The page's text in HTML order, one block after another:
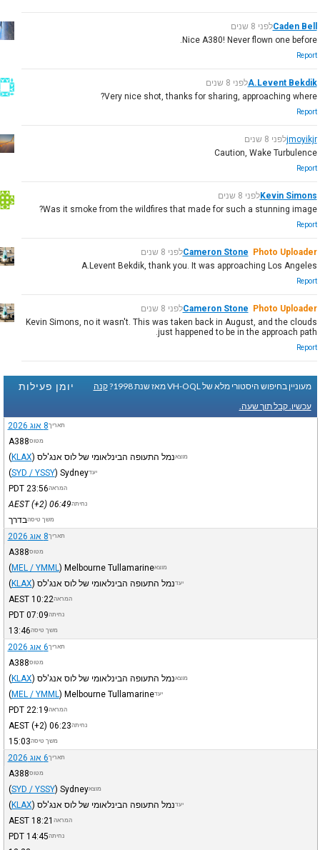
Caden Bellלפני 8 שנים
Nice A380! Never flown one before.
Report
A.Levent Bekdikלפני 8 שנים
Very nice shot, thanks for sharing, approaching where?
Report
jmoyikjrלפני 8 שנים
Caution, Wake Turbulence
Report
Kevin Simonsלפני 8 שנים
Was it smoke from the wildfires that made for such a stunning image?
Report
Cameron Stone Photo Uploader
לפני 8 שנים
A.Levent Bekdik, thank you. It was approaching Los Angeles
Report
Cameron Stone Photo Uploader
לפני 8 שנים
Kevin Simons, no it wasn't. This was taken back in August, and the clouds
just happened to be in the approach path.
Report
יומן פעילות מעוניין בחיפוש היסטורי מלא של VH-OQL מאז שנת 1998?
קנה
עכשיו. קבל תוך שעה.
תאריך8 אוג 2026
מטוסA388
מוצאנמל התעופה הבינלאומי של לוס אנג'לס (KLAX)
יעדSydney
(SYD / YSSY)
המראה23:56
PDT
נחיתה06:49
AEST(+2)
משך טיסהבדרך
תאריך8 אוג 2026
מטוסA388
מוצאMelbourne Tullamarine
(MEL / YMML )
יעדנמל התעופה הבינלאומי של לוס אנג'לס (KLAX)
המראה10:22
AEST
נחיתה07:09
PDT
משך טיסה13:46
תאריך6 אוג 2026
מטוסA388
מוצאנמל התעופה הבינלאומי של לוס אנג'לס (KLAX)
יעדMelbourne Tullamarine
(MEL / YMML )
המראה22:19
PDT
נחיתה06:23
AEST(+2)
משך טיסה15:03
תאריך6 אוג 2026
מטוסA388
מוצאSydney
(SYD / YSSY)
יעדנמל התעופה הבינלאומי של לוס אנג'לס (KLAX)
המראה 18:21
AEST
נחיתה14:45
PDT